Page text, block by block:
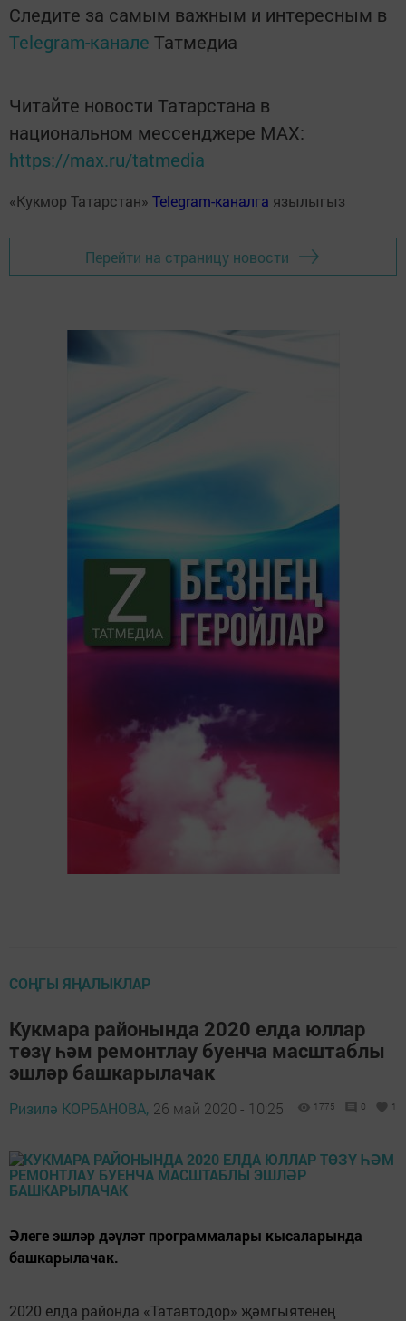
Следите за самым важным и интересным в
Telegram-канале Татмедиа
Читайте новости Татарстана в
национальном мессенджере MАХ:
https://max.ru/tatmedia
«Кукмор Татарстан» Telegram-каналга язылыгыз
Перейти на страницу новости
СОҢГЫ ЯҢАЛЫКЛАР
Кукмара районында 2020 елда юллар
төзү һәм ремонтлау буенча масштаблы
эшләр башкарылачак
Ризилә КОРБАНОВА, 26 май 2020 - 10:25 1775 0 1
Әлеге эшләр дәүләт программалары кысаларында
башкарылачак.
2020 елда районда «Татавтодор» җәмгыятенең